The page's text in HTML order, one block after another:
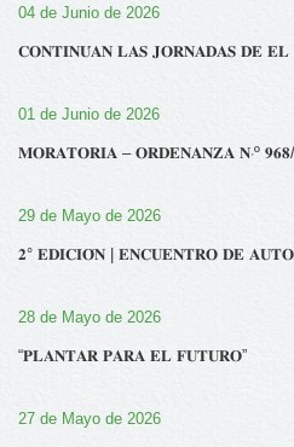
04 de Junio de 2026
𝐂𝐎𝐍𝐓𝐈𝐍𝐔́𝐀𝐍 𝐋𝐀𝐒 𝐉𝐎𝐑𝐍𝐀𝐃𝐀𝐒 𝐃𝐄 𝐄𝐋
01 de Junio de 2026
𝐌𝐎𝐑𝐀𝐓𝐎𝐑𝐈𝐀 – 𝐎𝐑𝐃𝐄𝐍𝐀𝐍𝐙𝐀 𝐍‧º 𝟗𝟔𝟖/
29 de Mayo de 2026
𝟐° 𝐄𝐃𝐈𝐂𝐈𝐎́𝐍 | 𝐄𝐍𝐂𝐔𝐄𝐍𝐓𝐑𝐎 𝐃𝐄
28 de Mayo de 2026
“𝐏𝐋𝐀𝐍𝐓𝐀𝐑 𝐏𝐀𝐑𝐀 𝐄𝐋 𝐅𝐔𝐓𝐔𝐑𝐎”
27 de Mayo de 2026